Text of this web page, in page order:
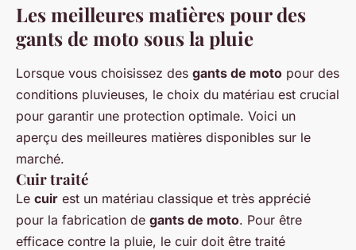
Les meilleures matières pour des
gants de moto sous la pluie
Lorsque vous choisissez des gants de moto pour des
conditions pluvieuses, le choix du matériau est crucial
pour garantir une protection optimale. Voici un
aperçu des meilleures matières disponibles sur le
marché.
Cuir traité
Le cuir est un matériau classique et très apprécié
pour la fabrication de gants de moto. Pour être
efficace contre la pluie, le cuir doit être traité